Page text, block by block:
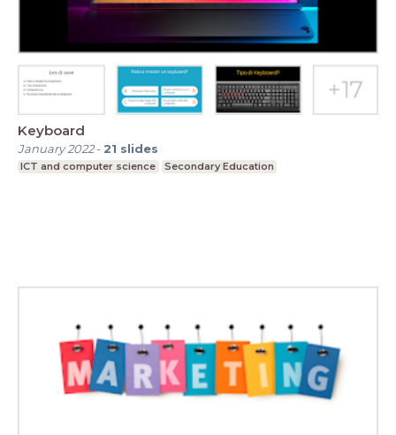
Keyboard
January 2022- 21 slides
ICT and computer science Secondary Education